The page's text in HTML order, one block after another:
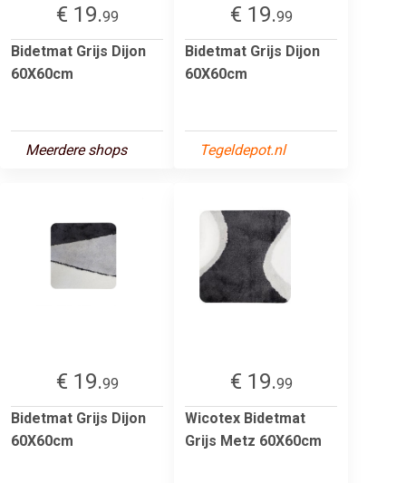
€ 19.99
Bidetmat Grijs Dijon
60X60cm
Meerdere shops
€ 19.99
Bidetmat Grijs Dijon
60X60cm
Tegeldepot.nl
€ 19.99
Bidetmat Grijs Dijon
60X60cm
€ 19.99
Wicotex Bidetmat
Grijs Metz 60X60cm